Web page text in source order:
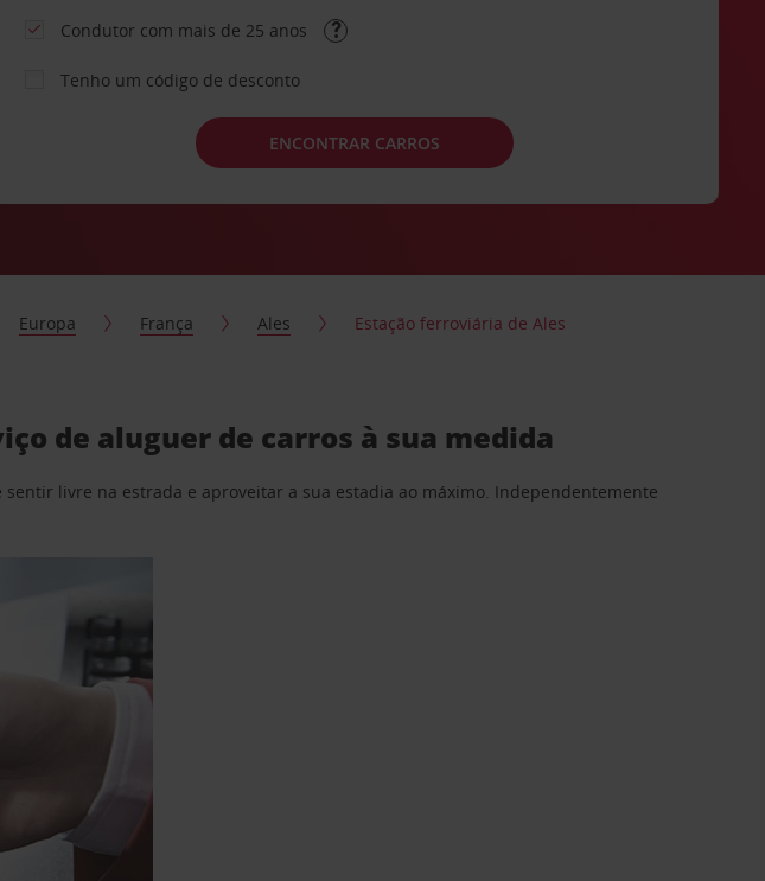
Condutor com mais de 25 anos
Tenho um código de desconto
ENCONTRAR CARROS
Europa França Ales Estação ferroviária de Ales
de aluguer de carros à sua medida
livre na estrada e aproveitar a sua estadia ao máximo. Independentemente